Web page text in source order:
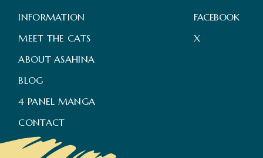
INFORMATION
MEET THE CATS
ABOUT ASAHINA
BLOG
4 PANEL MANGA
CONTACT
FACEBOOK
X